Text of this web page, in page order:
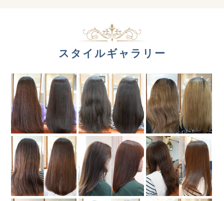
スタイルギャラリー